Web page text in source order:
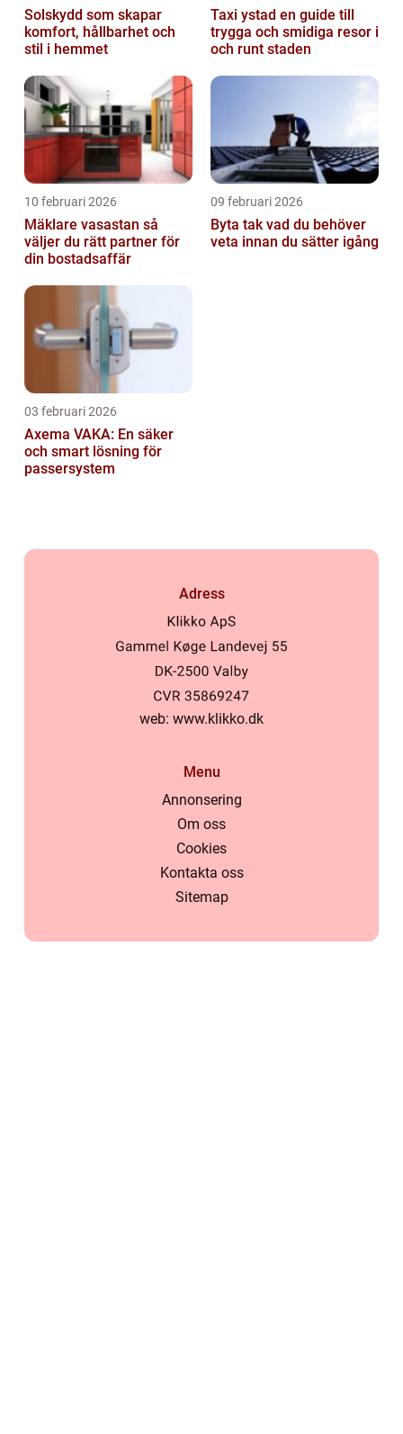
Solskydd som skapar
komfort, hållbarhet och
stil i hemmet
Taxi ystad en guide till
trygga och smidiga resor i
och runt staden
10 februari 2026
Mäklare vasastan så
väljer du rätt partner för
din bostadsaffär
09 februari 2026
Byta tak vad du behöver
veta innan du sätter igång
03 februari 2026
Axema VAKA: En säker
och smart lösning för
passersystem
Adress
web: www.klikko.dk
Menu
Annonsering
Om oss
Cookies
Kontakta oss
Sitemap